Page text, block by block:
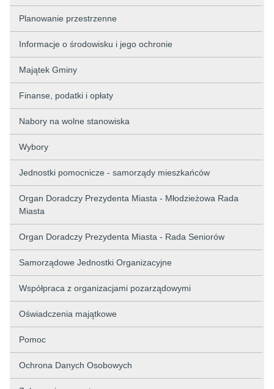
Planowanie przestrzenne
Informacje o środowisku i jego ochronie
Majątek Gminy
Finanse, podatki i opłaty
Nabory na wolne stanowiska
Wybory
Jednostki pomocnicze - samorządy mieszkańców
Organ Doradczy Prezydenta Miasta - Młodzieżowa Rada
Miasta
Organ Doradczy Prezydenta Miasta - Rada Seniorów
Samorządowe Jednostki Organizacyjne
Współpraca z organizacjami pozarządowymi
Oświadczenia majątkowe
Pomoc
Ochrona Danych Osobowych